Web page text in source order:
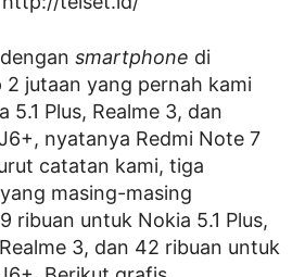
smartphone di
2 jutaan yang pernah kami
5.1 Plus, Realme 3, dan
nyatanya Redmi Note 7
catatan kami, tiga
masing-masing
ribuan untuk Nokia 5.1 Plus,
3, dan 42 ribuan untuk